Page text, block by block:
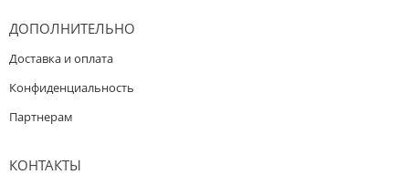
ДОПОЛНИТЕЛЬНО
Доставка и оплата
Конфиденциальность
Партнерам
КОНТАКТЫ